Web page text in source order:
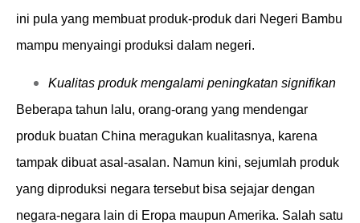
ini pula yang membuat produk-produk dari Negeri Bambu
mampu menyaingi produksi dalam negeri.
Kualitas produk mengalami peningkatan signifikan
Beberapa tahun lalu, orang-orang yang mendengar
produk buatan China meragukan kualitasnya, karena
tampak dibuat asal-asalan. Namun kini, sejumlah produk
yang diproduksi negara tersebut bisa sejajar dengan
negara-negara lain di Eropa maupun Amerika. Salah satu